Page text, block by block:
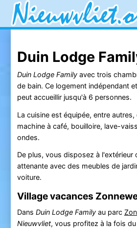
Duin Lodge
Duin Lodge Familyavec trois
de bain. Ce logement indépendant
peut accueillir jusqu'à 6 personnes.
La cuisine est équipée, entre autres,
machine à café, bouilloire, lave-
ondes.
De plus, vous disposez à l'extérieur
attenante avec des meubles de
voiture.
Village vacances
Dans Duin Lodge Familyau parc
Nieuwvliet, vous profitez à la fois